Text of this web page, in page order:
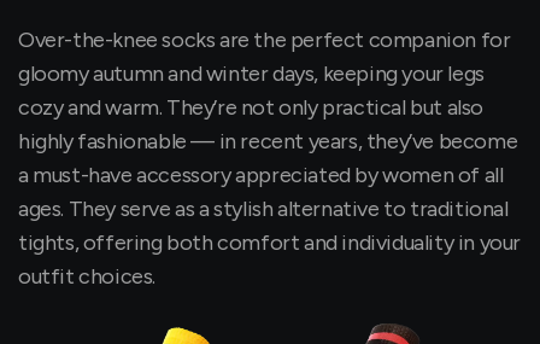
Over-the-knee socks are the perfect companion for
gloomy autumn and winter days, keeping your legs
cozy and warm. They’re not only practical but also
highly fashionable — in recent years, they’ve become
a must-have accessory appreciated by women of all
ages. They serve as a stylish alternative to traditional
tights, offering both comfort and individuality in your
outfit choices.